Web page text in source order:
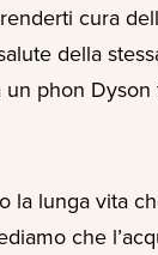
cura
della
un phon
la lunga vita
che